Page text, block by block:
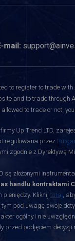
mail:
to register to trade with
and to trade
to trade or not,
Up Trend LTD,
regulowana przez
zgodnie z Dyrektywą
są złożonymi
handlu kontraktami
pieniędzy. Kliknij tutaj,
pod uwagę swoje
ogólny i nie
przed podjęciem